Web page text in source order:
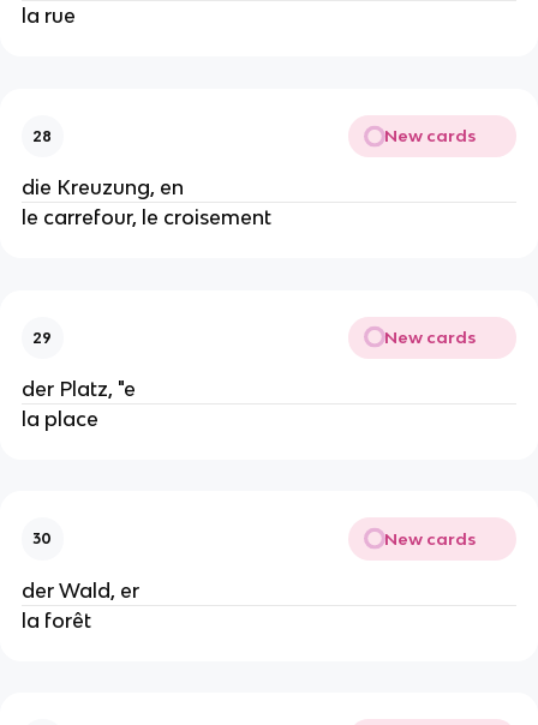
la rue
28 New cards
die Kreuzung, en
le carrefour, le croisement
29 New cards
der Platz, "e
la place
30 New cards
der Wald, er
la forêt